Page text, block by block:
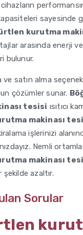
sayesinde
kurutma
arasında enerji
bulunur.
ve satın alma
çözümler sunar.
tesisi ısıtıcı
makinası
işlerinizi
Nemli
makinası
azaltır.
Sorular